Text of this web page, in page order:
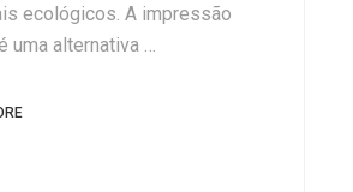
ecológicos. A impressão
uma alternativa …